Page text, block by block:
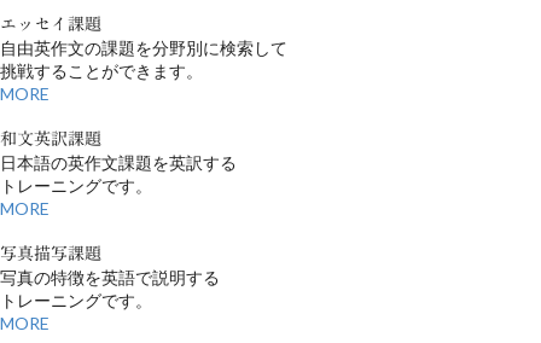
エッセイ課題
自由英作文の課題を分野別に検索して
挑戦することができます。
MORE
和文英訳課題
日本語の英作文課題を英訳する
トレーニングです。
MORE
写真描写課題
写真の特徴を英語で説明する
トレーニングです。
MORE